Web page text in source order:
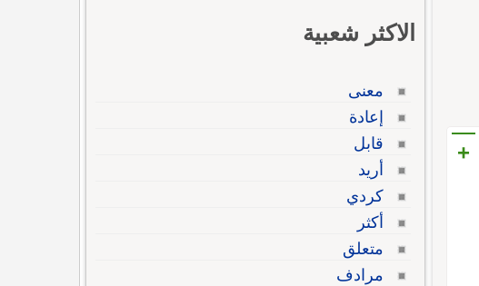
+
الاكثر شعبية
معنى
إعادة
قابل
أريد
كردي
أكثر
متعلق
مرادف